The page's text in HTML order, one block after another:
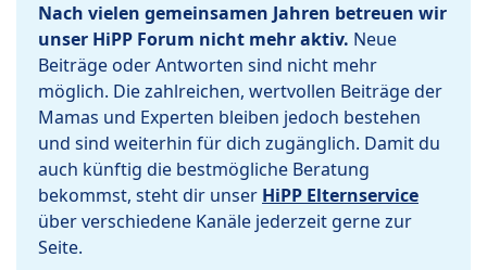
Nach vielen gemeinsamen Jahren betreuen wir
unser HiPP Forum nicht mehr aktiv. Neue
Beiträge oder Antworten sind nicht mehr
möglich. Die zahlreichen, wertvollen Beiträge der
Mamas und Experten bleiben jedoch bestehen
und sind weiterhin für dich zugänglich. Damit du
auch künftig die bestmögliche Beratung
bekommst, steht dir unser HiPP Elternservice
über verschiedene Kanäle jederzeit gerne zur
Seite.